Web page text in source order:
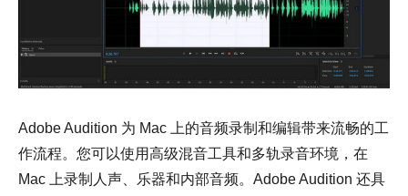
Adobe Audition 为 Mac 上的音频录制和编辑带来流畅的工
作流程。您可以使用高级混音工具和多轨录音环境，在
Mac 上录制人声、乐器和内部音频。Adobe Audition 还具